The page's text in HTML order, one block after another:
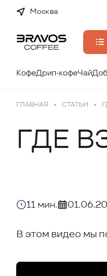
Москва
КофеДрип-кофеЧай
ГЛАВНАЯ СТАТЬИ
ГДЕ
11 мин.
В этом видео мы